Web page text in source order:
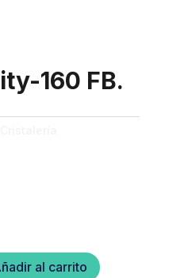
160 FB.
al carrito